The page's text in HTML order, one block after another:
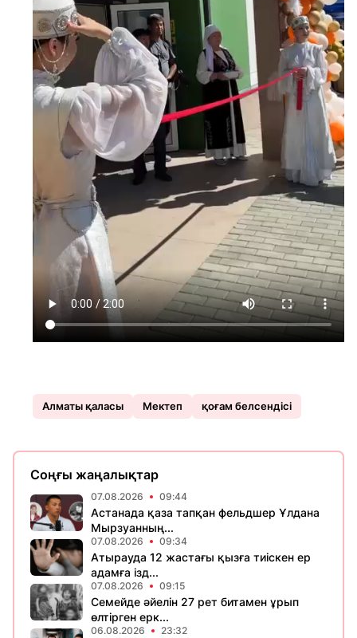
Алматы қаласы Мектеп қоғам белсендісі
Соңғы жаңалықтар
07.08.2026 09:44
Астанада қаза тапқан фельдшер Ұлдана
Мырзуанның...
07.08.2026 09:34
Атырауда 12 жастағы қызға тиіскен ер
адамға ізд...
07.08.2026 09:15
Семейде әйелін 27 рет битамен ұрып
өлтірген ерк...
06.08.2026 23:32